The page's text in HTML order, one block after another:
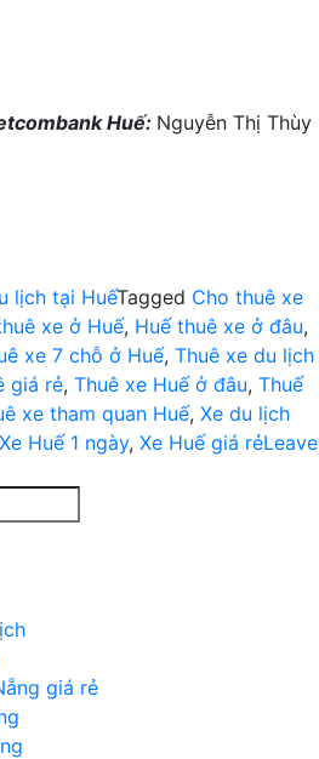
Huế: Nguyễn Thị Thùy
lịch tại HuếTagged Cho thuê xe
xe ở Huế, Huế thuê xe ở đâu,
xe 7 chỗ ở Huế, Thuê xe du lịch
giá rẻ, Thuê xe Huế ở đâu, Thuế
xe tham quan Huế, Xe du lịch
Xe Huế 1 ngày, Xe Huế giá rẻLeave
giá rẻ